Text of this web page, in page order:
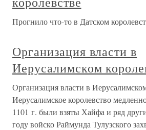
Прогнило что-то в Датском
Организация власти в
Иерусалимском
Организация власти в
Иерусалимское королевство
1101 г. были взяты Хайфа и ряд
году войско Раймунда Тулузского